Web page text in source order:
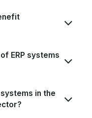
ERP systems
in the